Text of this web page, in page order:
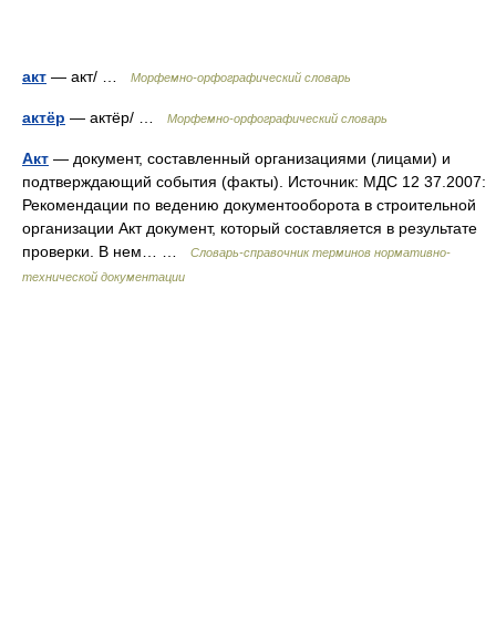
акт — акт/ … Морфемно-орфографический словарь
актёр — актёр/ … Морфемно-орфографический словарь
Акт — документ, составленный организациями (лицами) и
подтверждающий события (факты). Источник: МДС 12 37.2007:
Рекомендации по ведению документооборота в строительной
организации Акт документ, который составляется в результате
проверки. В нем… …
Словарь-справочник терминов нормативно-
технической документации